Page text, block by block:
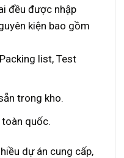
đều được nhập
kiện bao gồm
list, Test
trong kho.
quốc.
dự án cung cấp,